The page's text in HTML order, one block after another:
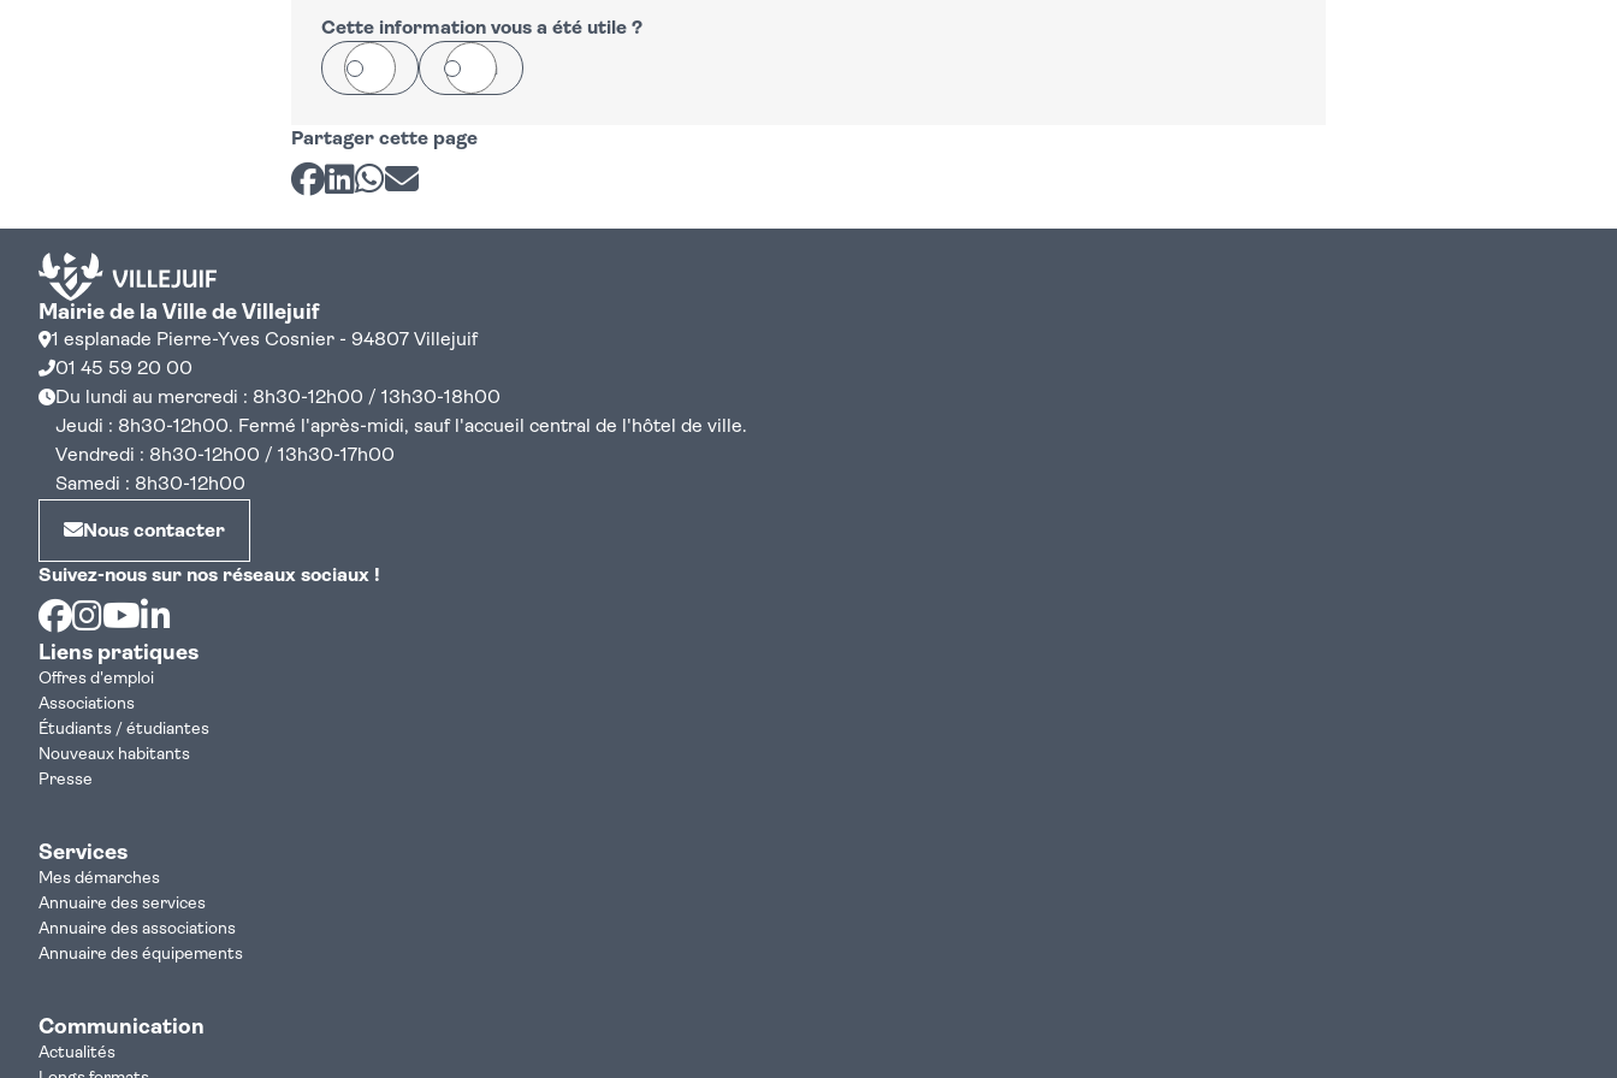
−
Cette information vous a été utile ?
Oui Non
Partager cette page
Partager sur Facebook
Partager sur LinkedIn
Partager sur Whatsapp
Partager par courriel
Mairie de la Ville de Villejuif
1 esplanade Pierre-Yves Cosnier - 94807 Villejuif
01 45 59 20 00
Du lundi au mercredi : 8h30-12h00 / 13h30-18h00
Jeudi : 8h30-12h00. Fermé l'après-midi, sauf l'accueil central de l'hôtel de ville.
Vendredi : 8h30-12h00 / 13h30-17h00
Samedi : 8h30-12h00
Nous contacter
Suivez-nous sur nos réseaux sociaux !
Facebook
Instagram
Youtube
Liens pratiques
Offres d'emploi
Associations
Étudiants / étudiantes
Nouveaux habitants
Presse
Services
Mes démarches
Annuaire des services
Annuaire des associations
Annuaire des équipements
Communication
Actualités